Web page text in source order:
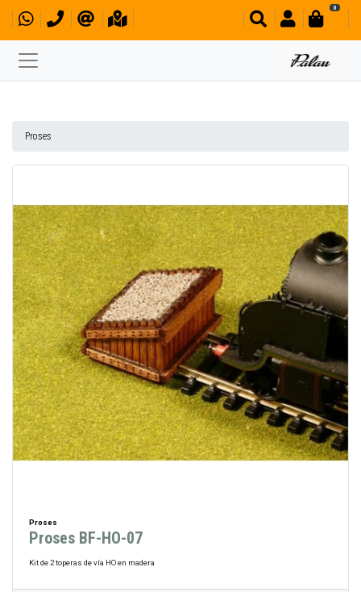
0
Proses
Proses
Proses BF-HO-07
Kit de 2 toperas de vía HO en madera